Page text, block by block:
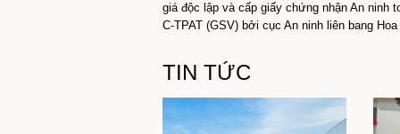
giá độc lập và cấp giấy chứng nhận An ninh
C-TPAT (GSV) bởi cục An ninh liên bang
TIN TỨC